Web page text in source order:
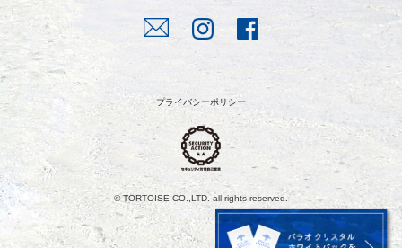
プライバシーポリシー
© TORTOISE CO.,LTD. all rights reserved.